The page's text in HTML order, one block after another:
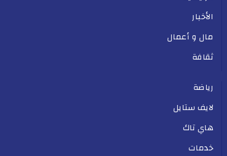
الأخبار
مال و أعمال
ثقافة
رياضة
لايف ستايل
هاي تاك
خدمات